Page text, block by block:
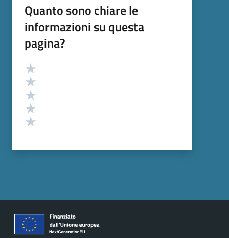
Quanto sono chiare le
informazioni su questa
pagina?
Valutazione